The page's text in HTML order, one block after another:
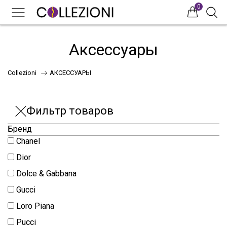
0
НОВИНКИ
Аксессуары
Collezioni АКСЕССУАРЫ
Фильтр товаров
Бренд
Chanel
Dior
Dolce & Gabbana
Gucci
Loro Piana
Pucci